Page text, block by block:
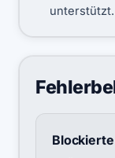
unterstützt.